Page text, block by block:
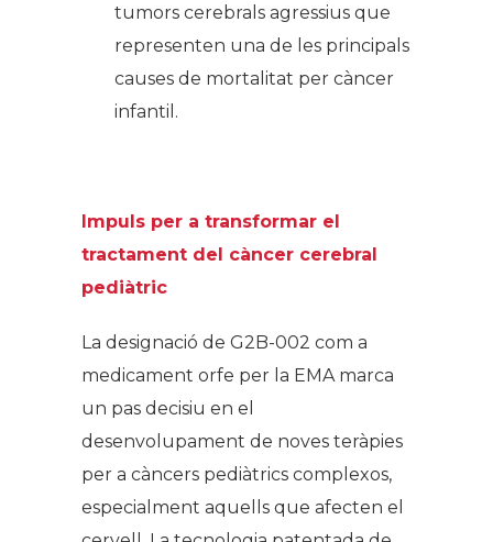
tumors cerebrals agressius que
representen una de les principals
causes de mortalitat per càncer
infantil.
Impuls per a transformar el
tractament del càncer cerebral
pediàtric
La designació de G2B-002 com a
medicament orfe per la EMA marca
un pas decisiu en el
desenvolupament de noves teràpies
per a càncers pediàtrics complexos,
especialment aquells que afecten el